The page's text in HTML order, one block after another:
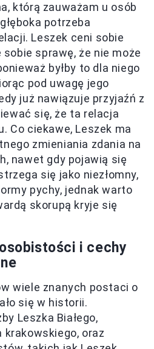
którą zauważam u osób
potrzeba
Leszek ceni sobie
sprawę, że nie może
byłby to dla niego
pod uwagę jego
już nawiązuje przyjaźń z
się, że ta relacja
Co ciekawe, Leszek ma
zmieniania zdania na
nawet gdy pojawią się
się jako niezłomny,
pychy, jednak warto
skorupą kryje się
i cechy
wiele znanych postaci o
się w historii.
Leszka Białego,
krakowskiego, oraz